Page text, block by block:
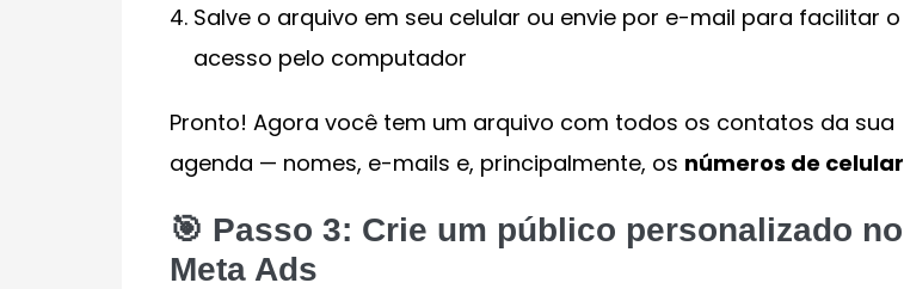
Salve o arquivo em seu celular ou envie por e-mail para facilitar o
acesso pelo computador
Pronto! Agora você tem um arquivo com todos os contatos da sua
agenda — nomes, e-mails e, principalmente, os números de celular
🎯 Passo 3: Crie um público personalizado no
Meta Ads